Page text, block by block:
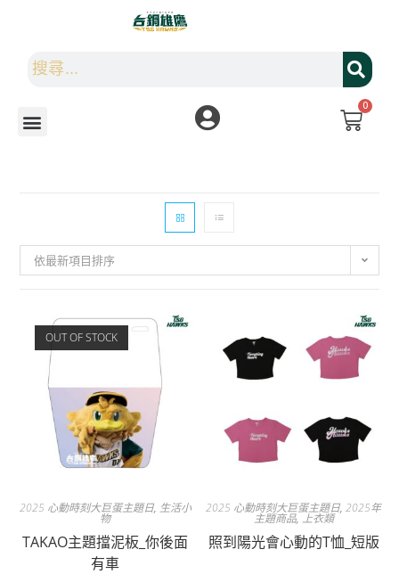
0
依最新項目排序
OUT OF STOCK
2025 心動時刻大巨蛋主題日, 生活小
物
TAKAO主題擋泥板_你後面
有車
2025 心動時刻大巨蛋主題日,2025年
主題商品, 上衣類
照到陽光會心動的T恤_短版